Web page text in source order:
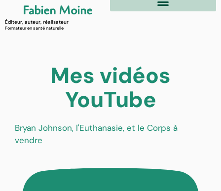
Fabien Moine
Éditeur, auteur, réalisateur
Formateur en santé naturelle
Mes vidéos
YouTube
Bryan Johnson, l'Euthanasie, et le Corps à
vendre